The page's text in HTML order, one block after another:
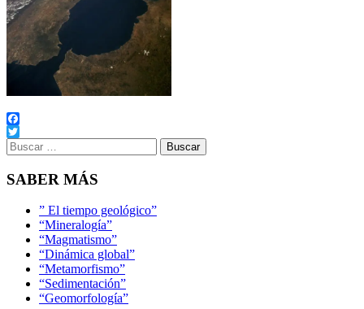
Facebook
Twitter
Buscar:
SABER MÁS
” El tiempo geológico”
“Mineralogía”
“Magmatismo”
“Dinámica global”
“Metamorfismo”
“Sedimentación”
“Geomorfología”